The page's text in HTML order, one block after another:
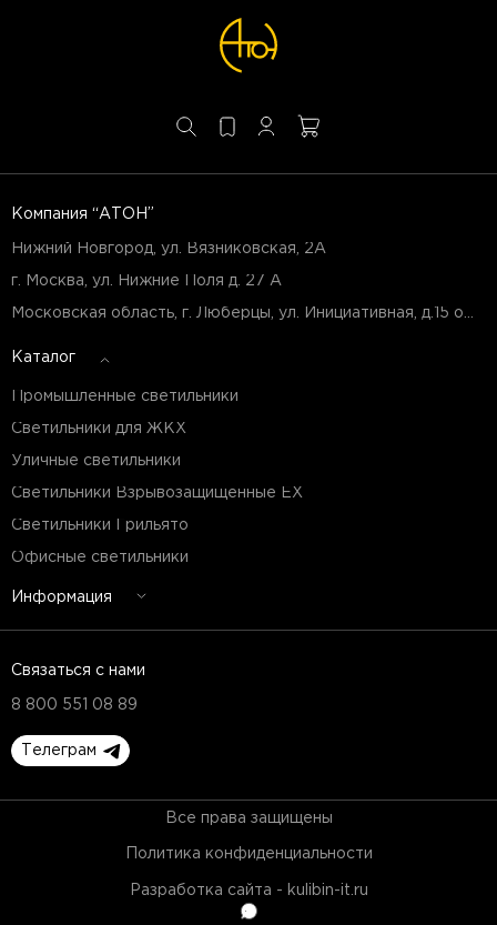
Компания “АТОН”
Нижний Новгород, ул. Вязниковская, 2А
г. Москва, ул. Нижние Поля д. 27 А
Каталог
Промышленные светильники
Светильники для ЖКХ
Уличные светильники
Светильники Взрывозащищенные EX
Светильники Грильято
Офисные светильники
Информация
Связаться с нами
8 800 551 08 89
Телеграм
Все права защищены
Политика конфиденциальности
Разработка сайта - kulibin-it.ru